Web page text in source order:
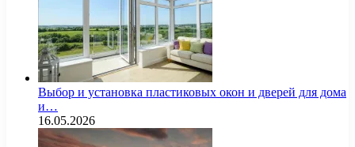
Выбор и установка пластиковых окон и дверей для дома
и…
16.05.2026